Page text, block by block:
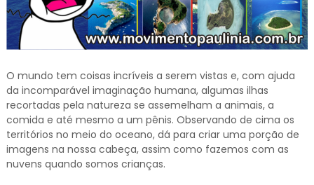
O mundo tem coisas incríveis a serem vistas e, com ajuda
da incomparável imaginação humana, algumas ilhas
recortadas pela natureza se assemelham a animais, a
comida e até mesmo a um pênis. Observando de cima os
territórios no meio do oceano, dá para criar uma porção de
imagens na nossa cabeça, assim como fazemos com as
nuvens quando somos crianças.